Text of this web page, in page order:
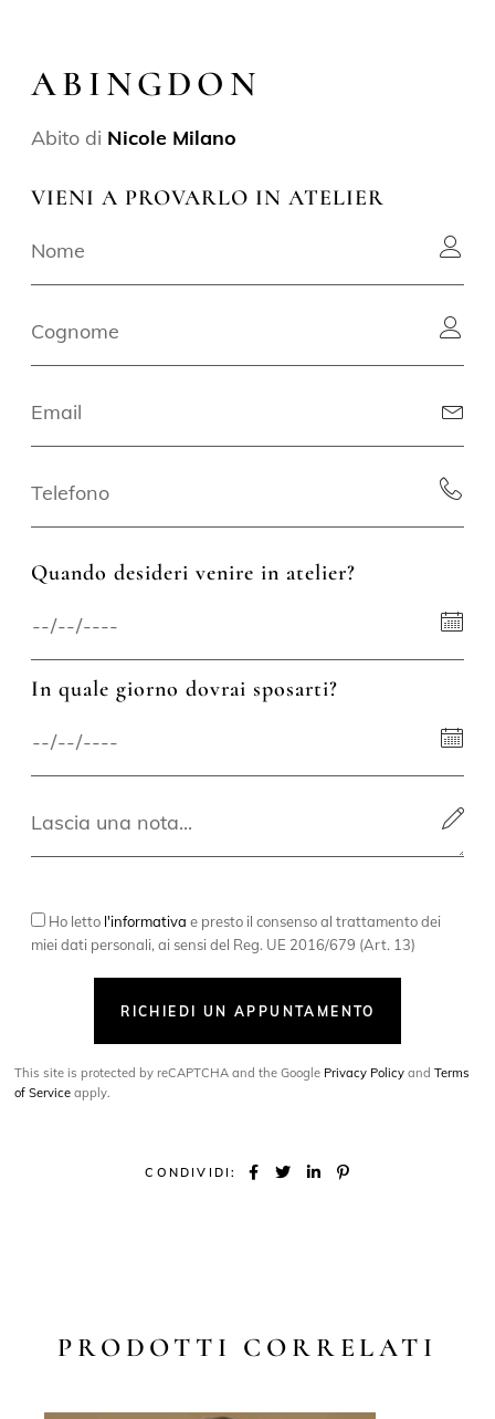
ABINGDON
Abito di Nicole Milano
VIENI A PROVARLO IN ATELIER
Quando desideri venire in atelier?
In quale giorno dovrai sposarti?
Ho letto l'informativa e presto il consenso al trattamento dei
miei dati personali, ai sensi del Reg. UE 2016/679 (Art. 13)
RICHIEDI UN APPUNTAMENTO
This site is protected by reCAPTCHA and the Google Privacy Policy andTerms
of Service apply.
CONDIVIDI:
PRODOTTI CORRELATI